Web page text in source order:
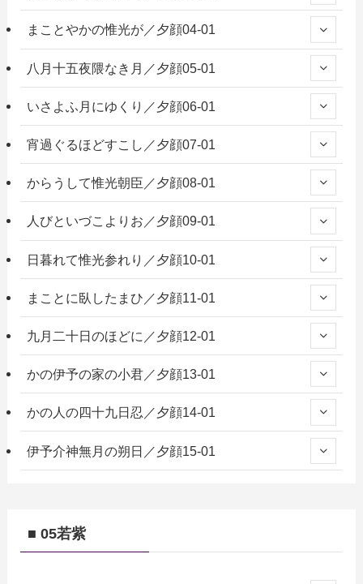
まことやかの惟光が／夕顔04-01
八月十五夜隈なき月／夕顔05-01
いさよふ月にゆくり／夕顔06-01
宵過ぐるほどすこし／夕顔07-01
からうして惟光朝臣／夕顔08-01
人びといづこよりお／夕顔09-01
日暮れて惟光参れり／夕顔10-01
まことに臥したまひ／夕顔11-01
九月二十日のほどに／夕顔12-01
かの伊予の家の小君／夕顔13-01
かの人の四十九日忍／夕顔14-01
伊予介神無月の朔日／夕顔15-01
■ 05若紫